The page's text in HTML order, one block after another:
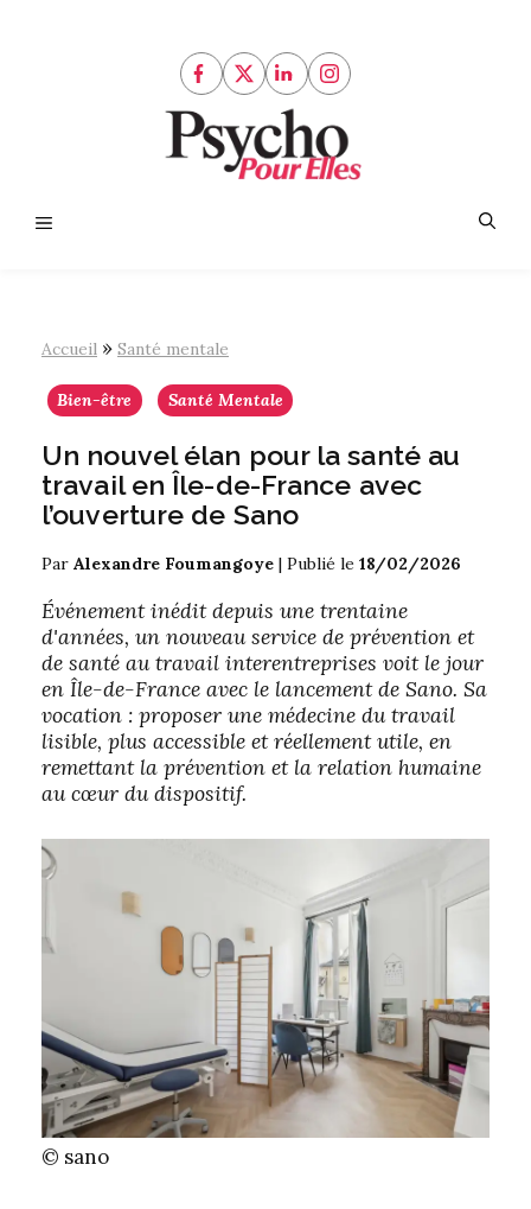
Accueil » Santé mentale
Bien-être Santé Mentale
Un nouvel élan pour la santé au
travail en Île-de-France avec
l’ouverture de Sano
Par Alexandre Foumangoye | Publié le 18/02/2026
Événement inédit depuis une trentaine
d'années, un nouveau service de prévention et
de santé au travail interentreprises voit le jour
en Île-de-France avec le lancement de Sano. Sa
vocation : proposer une médecine du travail
lisible, plus accessible et réellement utile, en
remettant la prévention et la relation humaine
au cœur du dispositif.
© sano